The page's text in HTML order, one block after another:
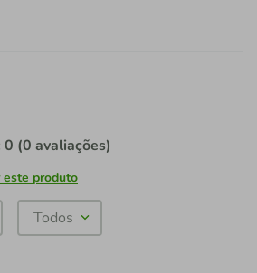
0 (0 avaliações)
produto
Todos